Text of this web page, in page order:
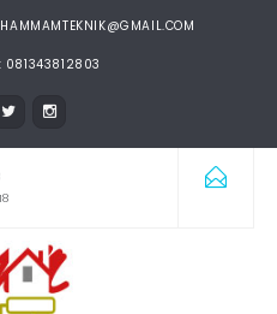
HAMMAMTEKNIK@GMAIL.COM
081343812803